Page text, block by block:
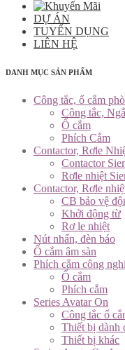
DỰ ÁN
TUYỂN DỤNG
LIÊN HỆ
DANH MỤC SẢN PHẨM
Công tắc, ổ cắm
Công tắc,
Ổ cắm
Phích Cắm
Contactor, Rơle
Contactor
Rơle nhiệt
Contactor, Rơle
CB bảo vệ
Khởi động từ
Rơ le nhiệt
Nút nhấn, đèn báo
Ổ cắm âm sàn
Phích cắm công
Ổ cắm
Phích cắm
Series Avatar On
Công tắc ổ
Thiết bị dành
Thiết bị khác